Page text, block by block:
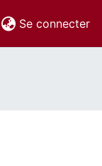
Se connecter